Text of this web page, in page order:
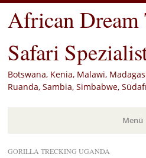
African Dream
Safari
Botswana, Kenia, Malawi,
Ruanda, Sambia, Simbabwe,
Menü
Zum
GORILLA TRECKING UGANDA